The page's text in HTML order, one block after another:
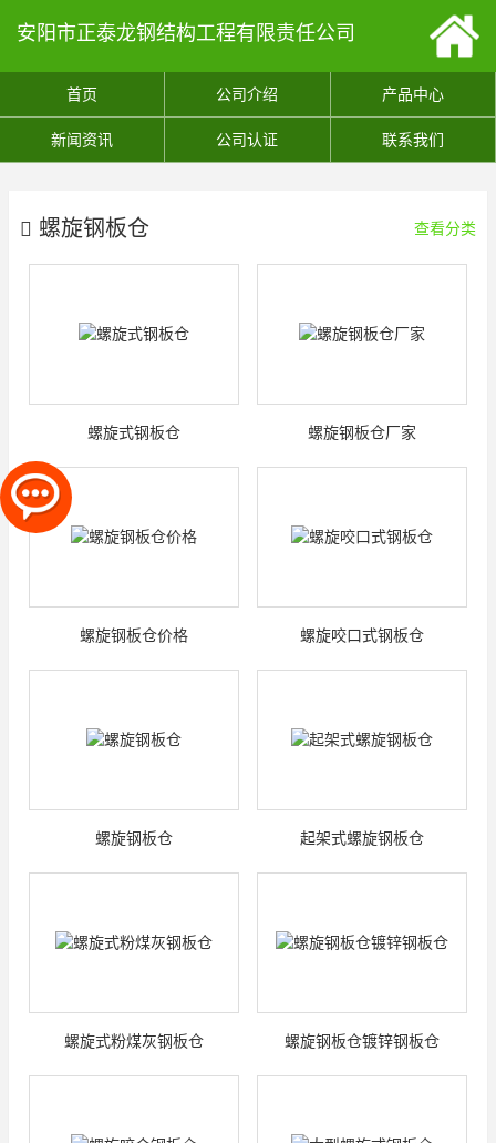
安阳市正泰龙钢结构工程有限责任公司
首页 公司介绍 产品中心
新闻资讯 公司认证 联系我们
螺旋钢板仓 查看分类
螺旋式钢板仓 螺旋钢板仓厂家
螺旋钢板仓价格 螺旋咬口式钢板仓
螺旋钢板仓 起架式螺旋钢板仓
螺旋式粉煤灰钢板仓 螺旋钢板仓镀锌钢板仓